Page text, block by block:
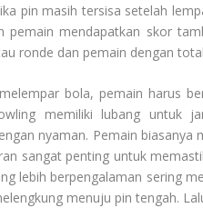
pin masih tersisa setelah
mendapatkan skor
ronde dan pemain dengan
bola, pemain harus
memiliki lubang untuk
nyaman. Pemain
sangat penting untuk
lebih berpengalaman sering
menuju pin tengah.